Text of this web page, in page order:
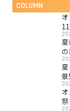
COLUMN